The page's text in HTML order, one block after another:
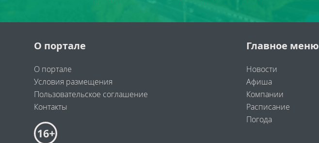
О портале
О портале
Условия размещения
Пользовательское соглашение
Контакты
Главное меню
Новости
Афиша
Компании
Расписание
Погода